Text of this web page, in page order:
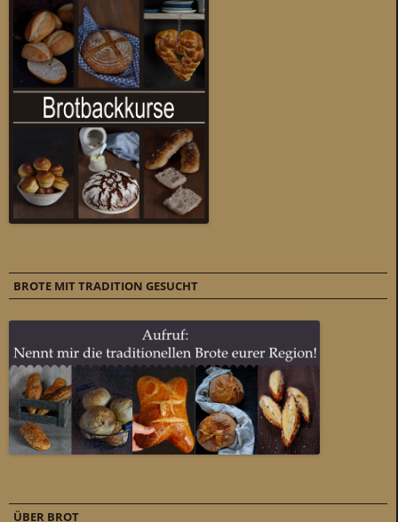
BROTE MIT TRADITION GESUCHT
ÜBER BROT